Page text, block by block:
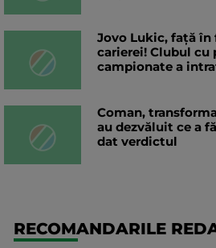
Jovo Lukic, față în
carierei! Clubul
campionate a
Coman,
au dezvăluit ce a
dat verdictul
RECOMANDARILE